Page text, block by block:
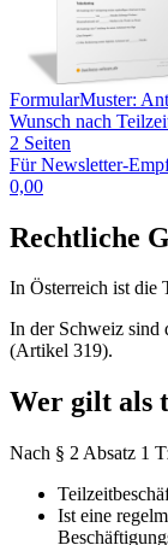
FormularMuster:
Wunsch nach
2 Seiten
Für Newsletter-
0,00
Rechtliche
In Österreich ist die
In der Schweiz sind
(Artikel 319).
Wer gilt als
Nach § 2 Absatz 1
Ist eine